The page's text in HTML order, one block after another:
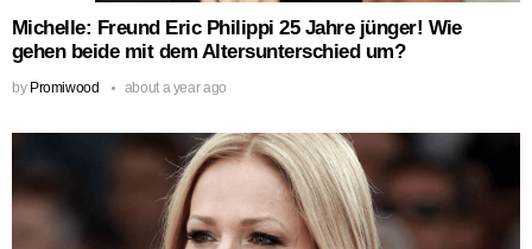
Michelle: Freund Eric Philippi 25 Jahre jünger! Wie
gehen beide mit dem Altersunterschied um?
by Promiwood about a year ago